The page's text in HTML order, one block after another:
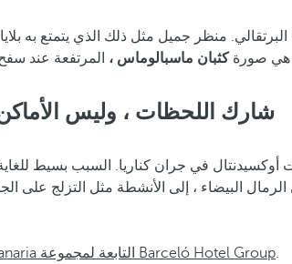
منظر جميل مثل ذلك الذي يتمتع به
هي صورةكثبان ماسبالوماس ،
شارك اللحظات ، وليس
أوكسيدنتال في جران كناريا. السبب بسيط
البيضاء ، إلى الأنشطة مثل التزلج على
فنادق Gran Canaria التابعة لمجموعة Barceló Hotel Group.